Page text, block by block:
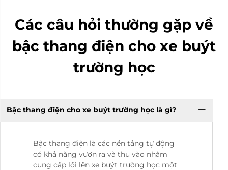
Các câu hỏi thường gặp về
bậc thang điện cho xe buýt
trường học
Bậc thang điện cho xe buýt trường học là gì?
Bậc thang điện là các nền tảng tự động
có khả năng vươn ra và thu vào nhằm
cung cấp lối lên xe buýt trường học một